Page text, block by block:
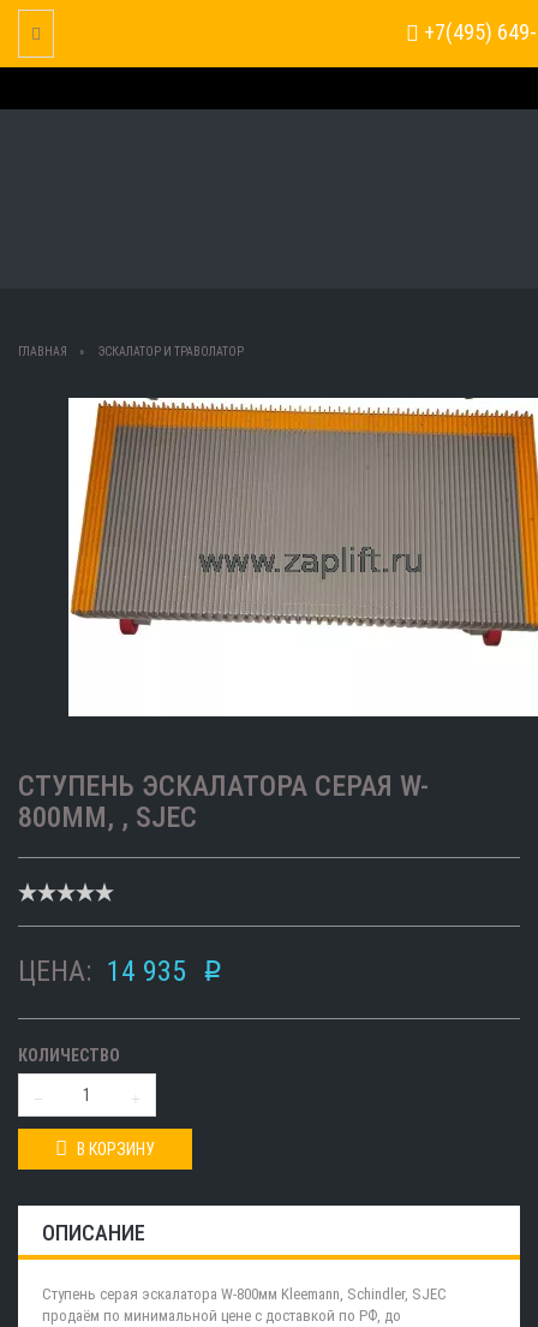
+7(495)
Toggle Navigation
ГЛАВНАЯ ЭСКАЛАТОР И ТРАВОЛАТОР
СТУПЕНЬ ЭСКАЛАТОРА СЕРАЯ W-
800ММ, , SJEC
ЦЕНА: 14 935 p
КОЛИЧЕСТВО
В КОРЗИНУ
ОПИСАНИЕ
Ступень серая эскалатора W-800мм Kleemann, Schindler, SJEC
продаём по минимальной цене с доставкой по РФ, до